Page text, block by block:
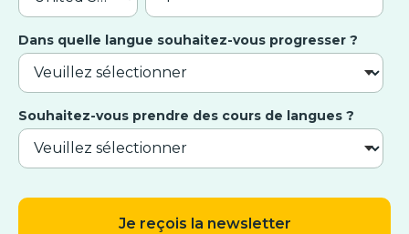
Dans quelle langue souhaitez-vous progresser ?
Souhaitez-vous prendre des cours de langues ?